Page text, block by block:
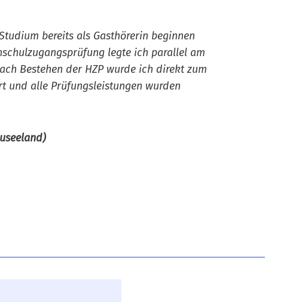
bereits als Gasthörerin beginnen
legte ich parallel am
Bestehen der HZP wurde ich direkt zum
und alle Prüfungsleistungen wurden